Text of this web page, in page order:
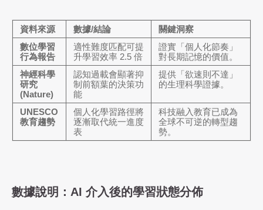
資料來源 數據/結論
關鍵洞察
數位學習
行為報告
適性難度匹配可提
升學習效率 2.5 倍
證實「個人化節奏」
對長期記憶的價值。
神經科學
研究
(Nature)
認知過載會顯著抑
制前額葉的決策功
能
提供「欲速則不達」
的生理科學證據。
UNESCO
教育趨勢
個人化學習路徑將
逐漸取代統一進度
表
科技融入教育已成為
全球不可逆的轉型趨
勢。
數據說明：AI 介入後的學習狀態分佈